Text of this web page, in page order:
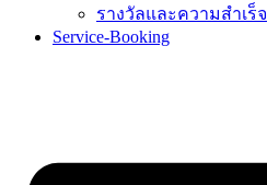
รางวัลและความสำเร็จ
Service-Booking